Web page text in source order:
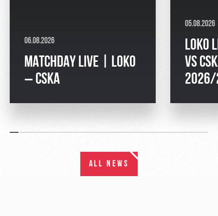
06.08.2026
MATCHDAY LIVE | LOKO
– CSKA
05.08.2026
LOKO
VS
ALL NEWS